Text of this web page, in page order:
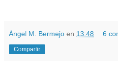
Ángel M. Bermejo en 13:48 6
Compartir